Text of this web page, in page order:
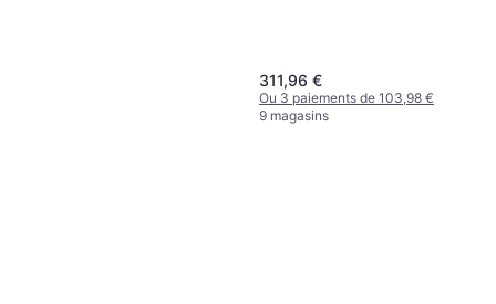
311,96 €
Ou 3 paiements de 103,98 €
9 magasins